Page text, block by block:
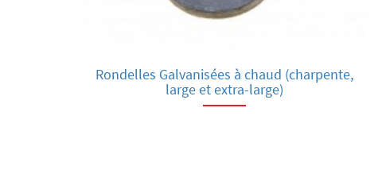
Rondelles Galvanisées à chaud (charpente,
large et extra-large)